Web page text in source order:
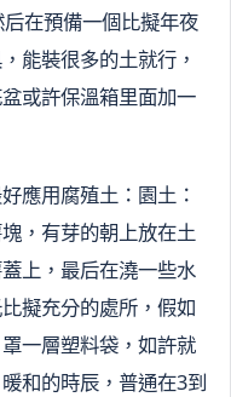
在預備一個比擬年夜
能裝很多的土就行，
或許保溫箱里面加一
應用腐殖土：園土：
，有芽的朝上放在土
上，最后在澆一些水
擬充分的處所，假如
一層塑料袋，如許就
和的時辰，普通在3到